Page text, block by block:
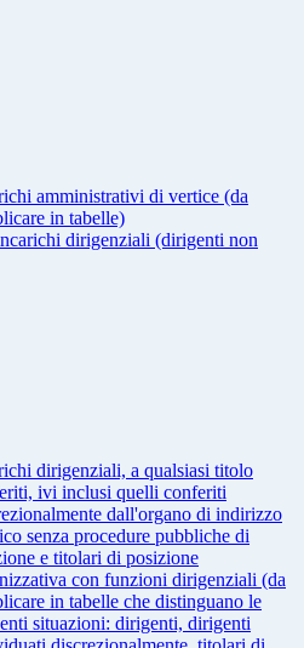
amministrativi di vertice (da
in tabelle)
dirigenziali (dirigenti non
dirigenziali, a qualsiasi titolo
ivi inclusi quelli conferiti
dall'organo di indirizzo
senza procedure pubbliche di
e titolari di posizione
con funzioni dirigenziali (da
in tabelle che distinguano le
situazioni: dirigenti, dirigenti